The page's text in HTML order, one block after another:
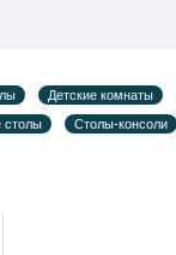
Детские комнаты
столы Столы-консоли